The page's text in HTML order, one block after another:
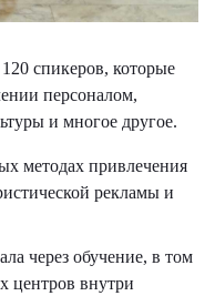
спикеров, которые
персоналом,
и многое другое.
методах привлечения
рекламы и
через обучение, в том
центров внутри